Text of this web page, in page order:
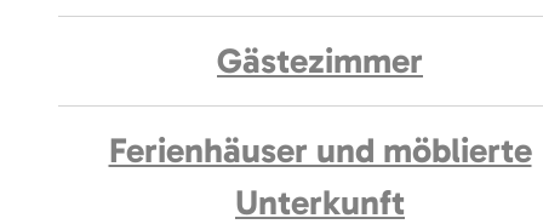
Gästezimmer
Ferienhäuser und möblierte
Unterkunft